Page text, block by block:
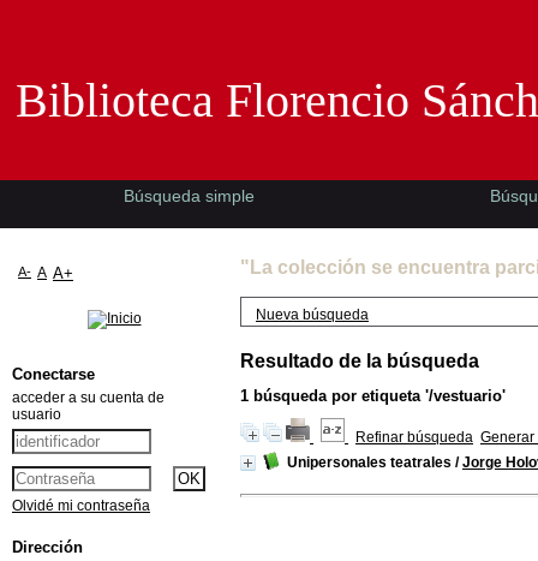
"La colección se encuentra
Nueva búsqueda
Resultado de la búsqueda
1 búsqueda por etiqueta '/vestuario'
Refinar búsqueda Generar
Unipersonales teatrales /Jorge
Biblioteca Florencio
Búsqueda simple
A- A A+
Conectarse
acceder a su cuenta de
usuario
Olvidé mi contraseña
Dirección